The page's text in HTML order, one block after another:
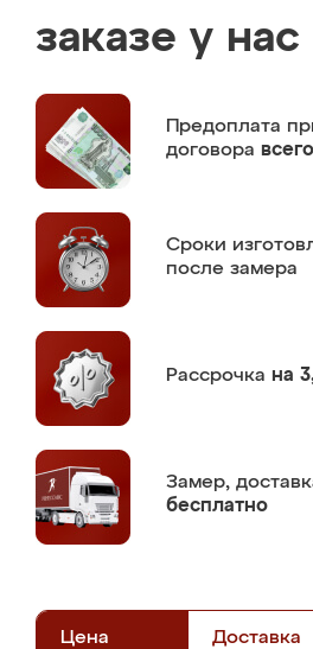
заказе у нас
Предоплата
договора
Сроки
после замера
Рассрочка на
Замер,
бесплатно
Цена Доставка